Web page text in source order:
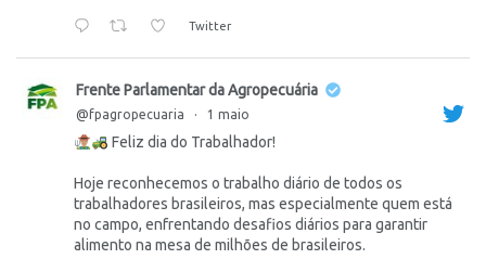
Twitter
Frente Parlamentar da Agropecuária
@fpagropecuaria · 1 maio
Feliz dia do Trabalhador!
Hoje reconhecemos o trabalho diário de todos os
trabalhadores brasileiros, mas especialmente quem está
no campo, enfrentando desafios diários para garantir
alimento na mesa de milhões de brasileiros.